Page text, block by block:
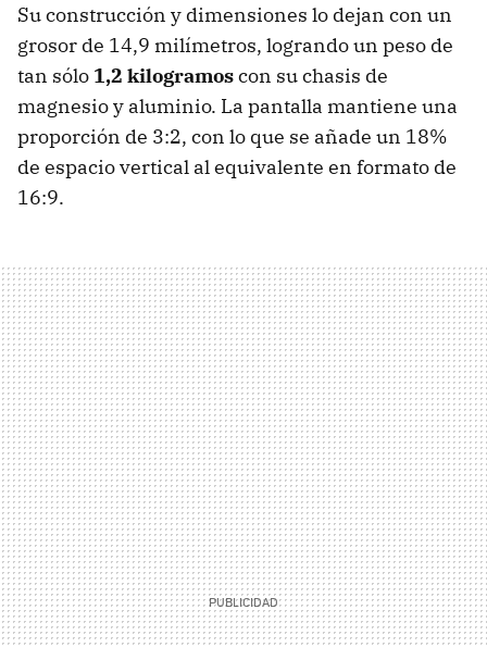
Su construcción y dimensiones lo dejan con un
grosor de 14,9 milímetros, logrando un peso de
tan sólo 1,2 kilogramoscon su chasis de
magnesio y aluminio. La pantalla mantiene una
proporción de 3:2, con lo que se añade un 18%
de espacio vertical al equivalente en formato de
16:9.